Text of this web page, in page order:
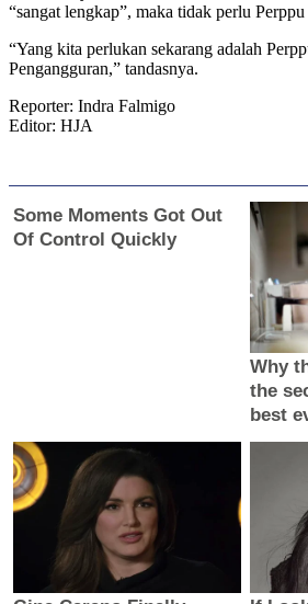
“sangat lengkap”, maka tidak perlu Perppu
“Yang kita perlukan sekarang adalah
Pengangguran,” tandasnya.
Reporter: Indra Falmigo
Editor: HJA